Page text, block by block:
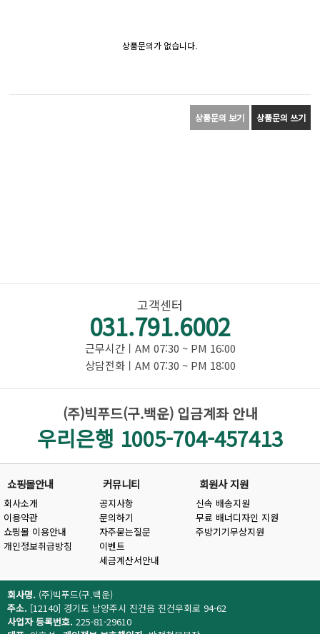
상품문의가 없습니다.
상품문의 보기 상품문의 쓰기
고객센터
031.791.6002
근무시간ㅣAM 07:30 ~ PM 16:00
상담전화ㅣAM 07:30 ~ PM 18:00
(주)빅푸드(구.백운) 입금계좌 안내
우리은행 1005-704-457413
쇼핑몰안내
회사소개
이용약관
쇼핑몰 이용안내
개인정보취급방침
커뮤니티
공지사항
문의하기
자주묻는질문
이벤트
세금계산서안내
회원사 지원
신속 배송지원
무료 배너디자인 지원
주방기기무상지원
회사명. (주)빅푸드(구.백운)
주소. [12140] 경기도 남양주시 진건읍 진건우회로 94-62
사업자 등록번호. 225-81-29610